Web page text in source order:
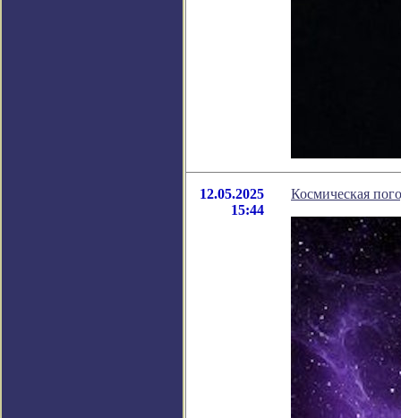
12.05.2025
15:44
Космическая